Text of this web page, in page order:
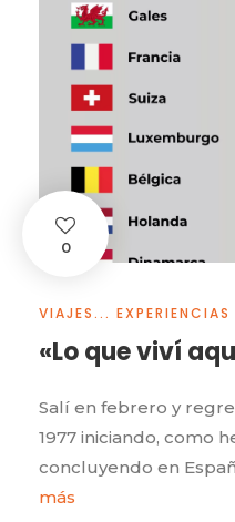
0
VIAJES... EXPERIENCIAS
«Lo que viví
Salí en febrero y
1977 iniciando, como
concluyendo en
más